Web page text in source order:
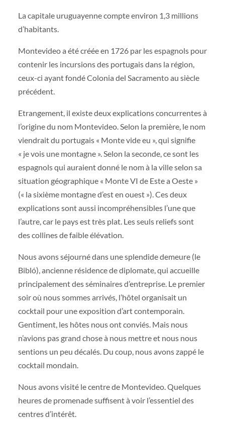
La capitale uruguayenne compte environ 1,3 millions
d’habitants.
Montevideo a été créée en 1726 par les espagnols pour
contenir les incursions des portugais dans la région,
ceux-ci ayant fondé Colonia del Sacramento au siècle
précédent.
Etrangement, il existe deux explications concurrentes à
l’origine du nom Montevideo. Selon la première, le nom
viendrait du portugais « Monte vide eu », qui signifie
« je vois une montagne ». Selon la seconde, ce sont les
espagnols qui auraient donné le nom à la ville selon sa
situation géographique « Monte VI de Este a Oeste »
(« la sixième montagne d’est en ouest »). Ces deux
explications sont aussi incompréhensibles l’une que
l’autre, car le pays est très plat. Les seuls reliefs sont
des collines de faible élévation.
Nous avons séjourné dans une splendide demeure (le
Bibló), ancienne résidence de diplomate, qui accueille
principalement des séminaires d’entreprise. Le premier
soir où nous sommes arrivés, l’hôtel organisait un
cocktail pour une exposition d’art contemporain.
Gentiment, les hôtes nous ont conviés. Mais nous
n’avions pas grand chose à nous mettre et nous nous
sentions un peu décalés. Du coup, nous avons zappé le
cocktail mondain.
Nous avons visité le centre de Montevideo. Quelques
heures de promenade suffisent à voir l’essentiel des
centres d’intérêt.